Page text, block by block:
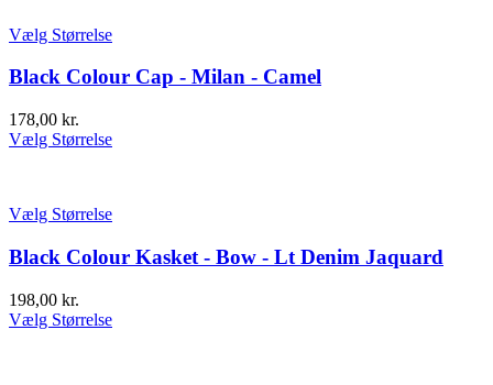
Vælg Størrelse
Black Colour Cap - Milan - Camel
178,00 kr.
Vælg Størrelse
Vælg Størrelse
Black Colour Kasket - Bow - Lt Denim Jaquard
198,00 kr.
Vælg Størrelse